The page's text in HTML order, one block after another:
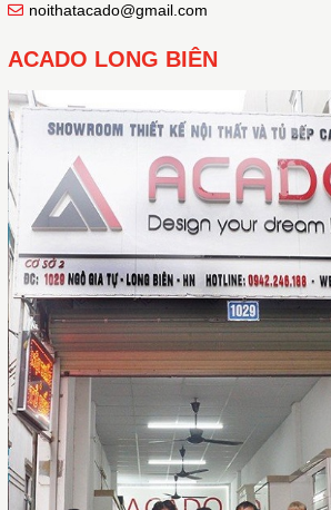
noithatacado@gmail.com
ACADO LONG BIÊN